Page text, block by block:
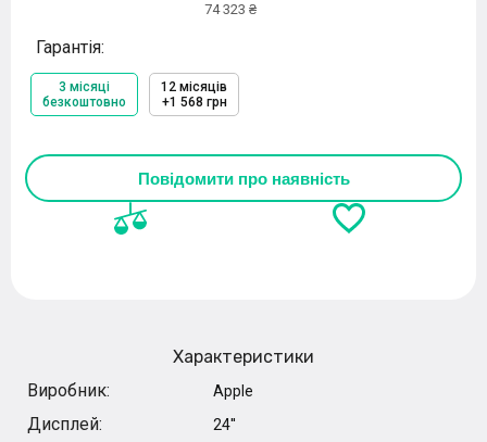
74 323 ₴
Гарантія:
3 місяці
безкоштовно
12 місяців
+1 568 грн
Повідомити про наявність
Характеристики
Виробник:
Apple
Дисплей:
24''